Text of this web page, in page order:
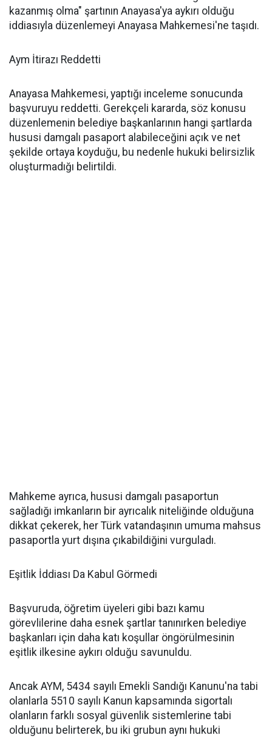
kazanmış olma" şartının Anayasa'ya aykırı olduğu
iddiasıyla düzenlemeyi Anayasa Mahkemesi'ne taşıdı.
Aym İtirazı Reddetti
Anayasa Mahkemesi, yaptığı inceleme sonucunda
başvuruyu reddetti. Gerekçeli kararda, söz konusu
düzenlemenin belediye başkanlarının hangi şartlarda
hususi damgalı pasaport alabileceğini açık ve net
şekilde ortaya koyduğu, bu nedenle hukuki belirsizlik
oluşturmadığı belirtildi.
Mahkeme ayrıca, hususi damgalı pasaportun
sağladığı imkanların bir ayrıcalık niteliğinde olduğuna
dikkat çekerek, her Türk vatandaşının umuma mahsus
pasaportla yurt dışına çıkabildiğini vurguladı.
Eşitlik İddiası Da Kabul Görmedi
Başvuruda, öğretim üyeleri gibi bazı kamu
görevlilerine daha esnek şartlar tanınırken belediye
başkanları için daha katı koşullar öngörülmesinin
eşitlik ilkesine aykırı olduğu savunuldu.
Ancak AYM, 5434 sayılı Emekli Sandığı Kanunu'na tabi
olanlarla 5510 sayılı Kanun kapsamında sigortalı
olanların farklı sosyal güvenlik sistemlerine tabi
olduğunu belirterek, bu iki grubun aynı hukuki